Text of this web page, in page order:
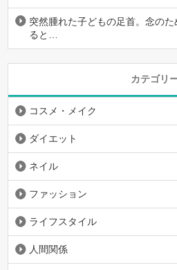
突然腫れた子どもの足首。念の
ると…
カテゴリ
コスメ・メイク
ダイエット
ネイル
ファッション
ライフスタイル
人間関係